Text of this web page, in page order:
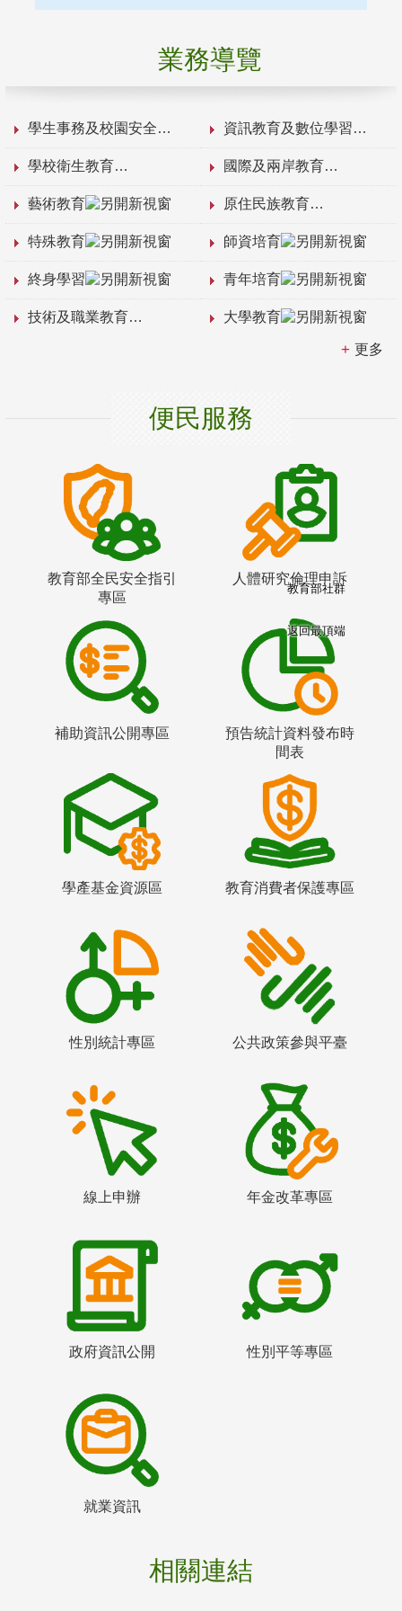
業務導覽
學生事務及校園安全 資訊教育及數位學習
學校衛生教育 國際及兩岸教育
藝術教育 原住民族教育
特殊教育 師資培育
終身學習 青年培育
技術及職業教育 大學教育
更多
便民服務
教育部全民安全指引
專區
人體研究倫理申訴
補助資訊公開專區
預告統計資料發布時
間表
學產基金資源區 教育消費者保護專區
性別統計專區 公共政策參與平臺
線上申辦 年金改革專區
政府資訊公開 性別平等專區
就業資訊
相關連結
教育部社群
返回最頂端